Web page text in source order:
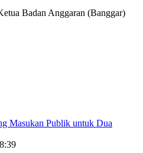
Badan Anggaran (Banggar)
Masukan Publik untuk Dua